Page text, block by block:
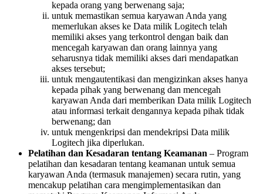
kepada orang yang berwenang saja;
untuk memastikan semua karyawan Anda yang
memerlukan akses ke Data milik Logitech telah
memiliki akses yang terkontrol dengan baik dan
mencegah karyawan dan orang lainnya yang
seharusnya tidak memiliki akses dari mendapatkan
akses tersebut;
untuk mengautentikasi dan mengizinkan akses hanya
kepada pihak yang berwenang dan mencegah
karyawan Anda dari memberikan Data milik Logitech
atau informasi terkait dengannya kepada pihak tidak
berwenang; dan
untuk mengenkripsi dan mendekripsi Data milik
Logitech jika diperlukan.
Pelatihan dan Kesadaran tentang Keamanan – Program
pelatihan dan kesadaran tentang keamanan untuk semua
karyawan Anda (termasuk manajemen) secara rutin, yang
mencakup pelatihan cara mengimplementasikan dan